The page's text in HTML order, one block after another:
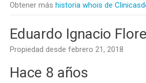
Obtener más historia whois de
Eduardo Ignacio
Propiedad desde febrero 21, 2018
Hace 8 años